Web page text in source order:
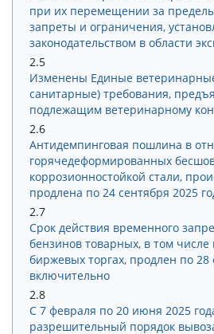
при их перемещении за
запреты и ограничения,
законодательством в области
2.5
Изменены Единые
санитарные) требования,
подлежащим ветеринарному
2.6
Антидемпинговая пошлина в
горячедеформированных
коррозионностойкой стали,
продлена по 24 сентября 2025
2.7
Срок действия временного
бензинов товарных, в том
биржевых торгах, продлен по 28
включительно
2.8
С 7 февраля по 20 июня 2025
разрешительный порядок